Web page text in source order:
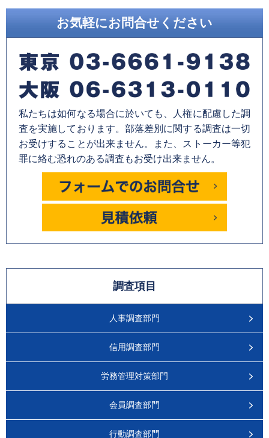
お気軽にお問合せください
私たちは如何なる場合に於いても、人権に配慮した調
査を実施しております。部落差別に関する調査は一切
お受けすることが出来ません。また、ストーカー等犯
罪に絡む恐れのある調査もお受け出来ません。
調査項目
人事調査部門
信用調査部門
労務管理対策部門
会員調査部門
行動調査部門